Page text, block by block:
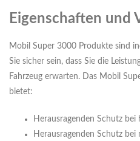
Eigenschaften und
Mobil Super 3000 Produkte sind
Sie sicher sein, dass Sie die
Fahrzeug erwarten. Das Mobil
bietet:
Herausragenden Schutz bei
Herausragenden Schutz bei